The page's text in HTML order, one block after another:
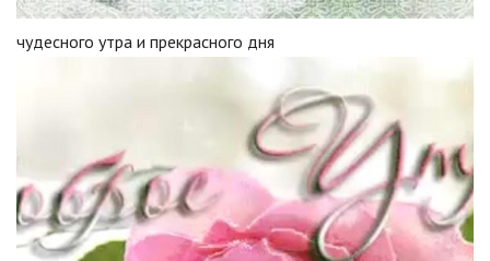
чудесного утра и прекрасного дня